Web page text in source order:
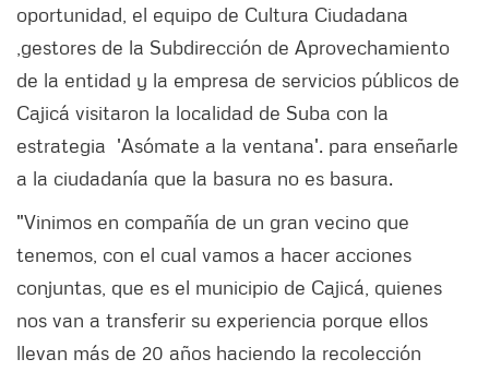
oportunidad, el equipo de Cultura Ciudadana
,gestores de la Subdirección de Aprovechamiento
de la entidad y la empresa de servicios públicos de
Cajicá visitaron la localidad de Suba con la
estrategia 'Asómate a la ventana'. para enseñarle
a la ciudadanía que la basura no es basura.
"Vinimos en compañía de un gran vecino que
tenemos, con el cual vamos a hacer acciones
conjuntas, que es el municipio de Cajicá, quienes
nos van a transferir su experiencia porque ellos
llevan más de 20 años haciendo la recolección